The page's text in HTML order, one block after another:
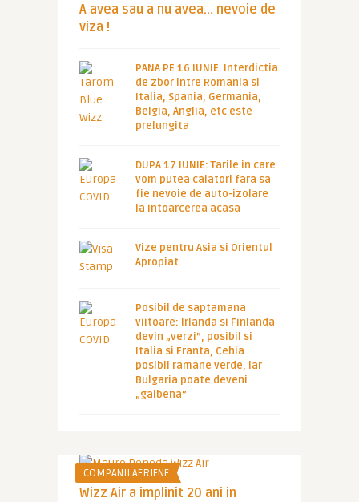
A avea sau a nu avea… nevoie de
viza !
PANA PE 16 IUNIE. Interdictia
de zbor intre Romania si
Italia, Spania, Germania,
Belgia, Anglia, etc este
prelungita
DUPA 17 IUNIE: Tarile in care
vom putea calatori fara sa
fie nevoie de auto-izolare
la intoarcerea acasa
Vize pentru Asia si Orientul
Apropiat
Posibil de saptamana
viitoare: Irlanda si Finlanda
devin „verzi”, posibil si
Italia si Franta, Cehia
posibil ramane verde, iar
Bulgaria poate deveni
„galbena”
COMPANII AERIENE
Wizz Air a implinit 20 ani in